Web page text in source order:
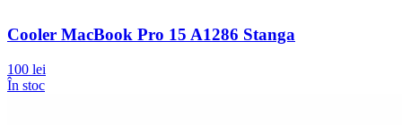
Cooler MacBook Pro 15 A1286 Stanga
100 lei
În stoc